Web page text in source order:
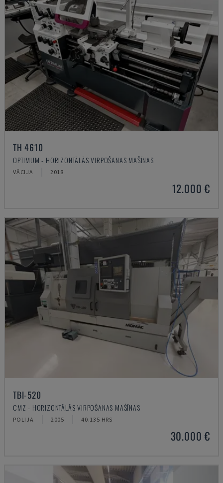
TH 4610
OPTIMUM - HORIZONTĀLĀS VIRPOŠANAS MAŠĪNAS
VĀCIJA 2018
12.000 €
TBI-520
CMZ - HORIZONTĀLĀS VIRPOŠANAS MAŠĪNAS
POLIJA 2005 40.135 HRS
30.000 €